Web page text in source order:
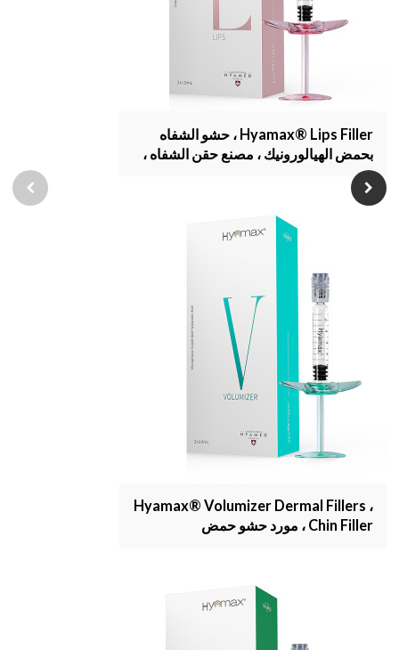
Hyamax® Lips Filler ، حشو الشفاه
بحمض الهيالورونيك ، مصنع حقن الشفاه ،
بيع بالجملة ومخصص
Hyamax® Volumizer Dermal Fillers ،
Chin Filler ، مورد حشو حمض